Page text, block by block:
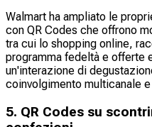
Walmart ha ampliato le
con QR Codes che offrono
tra cui lo shopping online,
programma fedeltà e offerte
un'interazione di
coinvolgimento multicanale
5. QR Codes su